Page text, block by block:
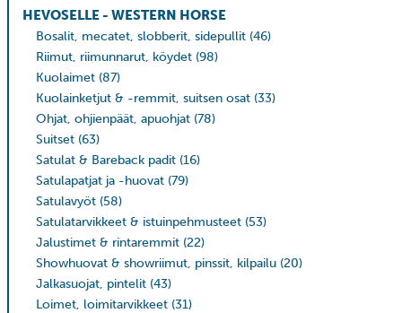
HEVOSELLE - WESTERN HORSE
Bosalit, mecatet, slobberit, sidepullit (46)
Riimut, riimunnarut, köydet (98)
Kuolaimet (87)
Kuolainketjut & -remmit, suitsen osat (33)
Ohjat, ohjienpäät, apuohjat (78)
Suitset (63)
Satulat & Bareback padit (16)
Satulapatjat ja -huovat (79)
Satulavyöt (58)
Satulatarvikkeet & istuinpehmusteet (53)
Jalustimet & rintaremmit (22)
Showhuovat & showriimut, pinssit, kilpailu (20)
Jalkasuojat, pintelit (43)
Loimet, loimitarvikkeet (31)